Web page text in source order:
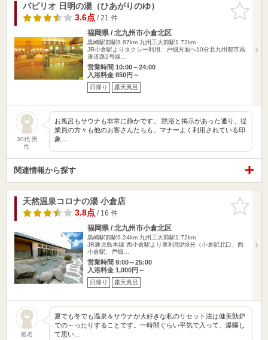
お気に入
りに追加
パビリオ 日明の湯（ひあがりのゆ）
3.6点/ 21 件
福岡県 / 北九州市小倉北区
黒崎駅前駅8.87km 九州工大前駅1.72km
JR小倉駅よりタクシー利用、戸畑方面へ10分北九州都市高
速道路2号線…
営業時間 10:00～24:00
入浴料金 850円～
日帰り 露天風呂
30代 男
性
お風呂もサウナも非常に静かです。 黙浴と掲示があった通り、従
業員の方々も他のお客さんたちも、マナーよく利用されている印
象…
関連情報から探す
お気に入
りに追加
天然温泉コロナの湯 小倉店
3.8点/ 16 件
福岡県 / 北九州市小倉北区
黒崎駅前駅9.24km 九州工大前駅1.72km
JR鹿児島本線 西小倉駅より車利用約8分（小倉駅北口、西
小倉駅、戸畑…
営業時間 9:00～25:00
入浴料金 1,000円～
日帰り 露天風呂
匿名
夏でも冬でも温泉＆サウナが大好きな私のリセット法は健美効炉
での～ったりすることです。一時間ぐらい平気で入って、爆睡し
て思い…